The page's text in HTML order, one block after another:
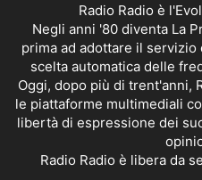
Radio Radio è
Negli anni '80 diventa La
prima ad adottare il
scelta automatica delle
Oggi, dopo più di trent'anni,
le piattaforme multimediali
libertà di espressione dei
Radio Radio è libera da